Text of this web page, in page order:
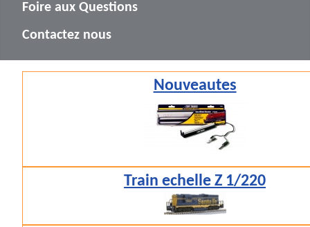
Foire aux Questions
Contactez nous
Nouveautes
Train echelle Z 1/220